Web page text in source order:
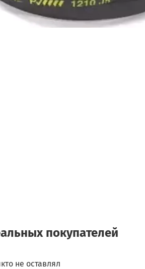
покупателей
не оставлял